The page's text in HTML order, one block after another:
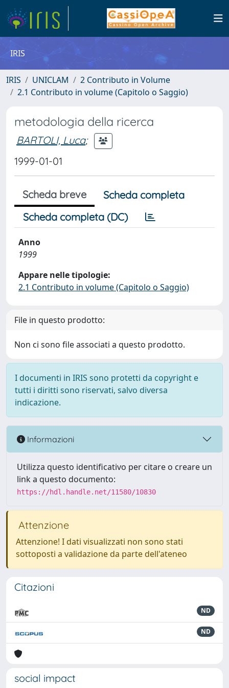
IRIS
IRIS UNICLAM
2 Contributo in Volume
2.1 Contributo in volume (Capitolo o Saggio)
metodologia della ricerca
BARTOLI, Luca;
1999-01-01
Scheda breve
Scheda completa
Scheda completa (DC)
Anno
1999
Appare nelle tipologie:
2.1 Contributo in volume (Capitolo o Saggio)
File in questo prodotto:
Non ci sono file associati a questo prodotto.
I documenti in IRIS sono protetti da copyright e
tutti i diritti sono riservati, salvo diversa
indicazione.
Informazioni
Utilizza questo identificativo per citare o creare un
link a questo documento:
https://hdl.handle.net/11580/10830
Attenzione
Attenzione! I dati visualizzati non sono stati
sottoposti a validazione da parte dell'ateneo
Citazioni
ND
ND
social impact